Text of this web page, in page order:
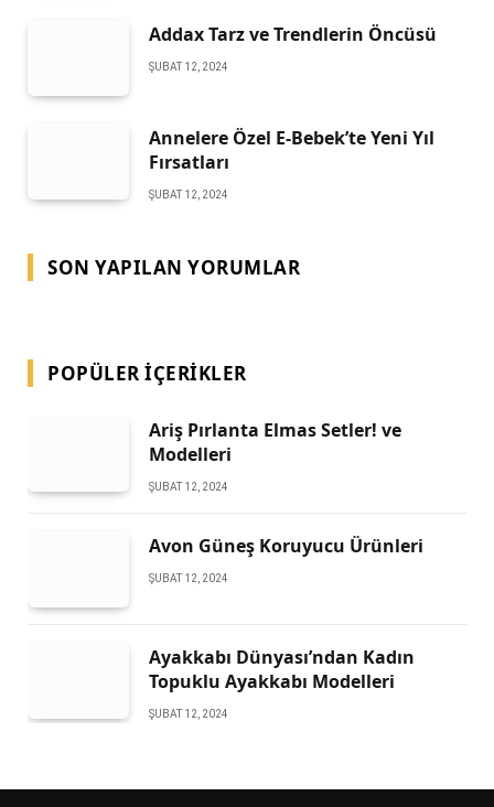
Addax Tarz ve Trendlerin Öncüsü
ŞUBAT 12, 2024
Annelere Özel E-Bebek’te Yeni Yıl
Fırsatları
ŞUBAT 12, 2024
SON YAPILAN YORUMLAR
POPÜLER İÇERIKLER
Ariş Pırlanta Elmas Setler! ve
Modelleri
ŞUBAT 12, 2024
Avon Güneş Koruyucu Ürünleri
ŞUBAT 12, 2024
Ayakkabı Dünyası’ndan Kadın
Topuklu Ayakkabı Modelleri
ŞUBAT 12, 2024